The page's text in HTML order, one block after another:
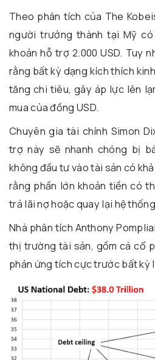
Theo phân tích của The
người trưởng thành tại Mỹ
khoản hỗ trợ 2.000 USD. Tuy
rằng bất kỳ dạng kích thích
tăng chi tiêu, gây áp lực lên
mua của đồng USD.
Chuyên gia tài chính Simon
trợ này sẽ nhanh chóng bị
không đầu tư vào tài sản có
rằng phần lớn khoản tiền có
trả lãi nợ hoặc quay lại hệ
Nhà phân tích Anthony
thị trường tài sản, gồm cả cổ
phản ứng tích cực trước bất kỳ